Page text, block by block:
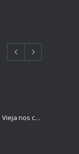
Inauguración de la muestra “Ciudad Vieja nos cuenta”